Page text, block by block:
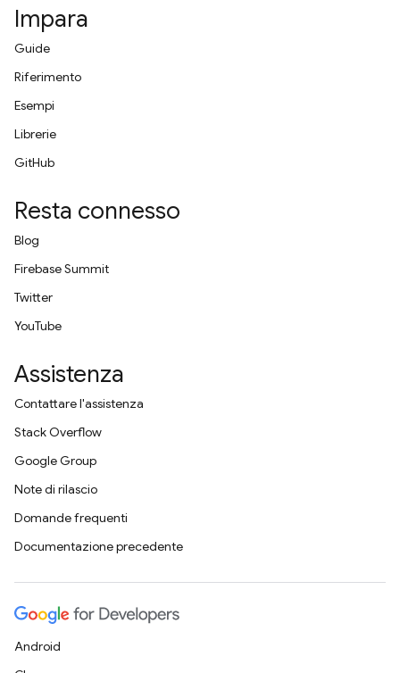
Impara
Guide
Riferimento
Esempi
Librerie
GitHub
Resta connesso
Blog
Firebase Summit
Twitter
YouTube
Assistenza
Contattare l'assistenza
Stack Overflow
Google Group
Note di rilascio
Domande frequenti
Documentazione precedente
Android